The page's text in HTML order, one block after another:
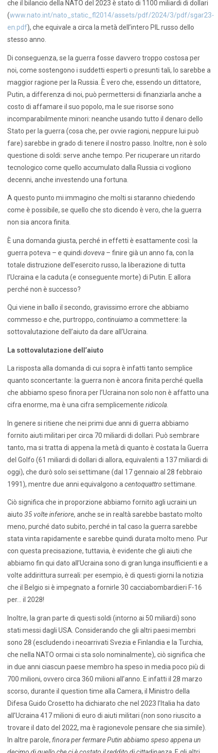
che il bilancio della NATO del 2023 è stato di 1100 miliardi di dollari
(www.nato.int/nato_static_fl2014/assets/pdf/2024/3/pdf/sgar23-
en.pdf), che equivale a circa la metà dell’intero PIL russo dello
stesso anno.
Di conseguenza, se la guerra fosse davvero troppo costosa per
noi, come sostengono i suddetti esperti o presunti tali, lo sarebbe a
maggior ragione per la Russia. È vero che, essendo un dittatore,
Putin, a differenza di noi, può permettersi di finanziarla anche a
costo di affamare il suo popolo, ma le sue risorse sono
incomparabilmente minori: neanche usando tutto il denaro dello
Stato per la guerra (cosa che, per ovvie ragioni, neppure lui può
fare) sarebbe in grado di tenere il nostro passo. Inoltre, non è solo
questione di soldi: serve anche tempo. Per ricuperare un ritardo
tecnologico come quello accumulato dalla Russia ci vogliono
decenni, anche investendo una fortuna.
A questo punto mi immagino che molti si staranno chiedendo
come è possibile, se quello che sto dicendo è vero, che la guerra
non sia ancora finita.
È una domanda giusta, perché in effetti è esattamente così: la
guerra poteva – e quindi doveva – finire già un anno fa, con la
totale distruzione dell’esercito russo, la liberazione di tutta
l’Ucraina e la caduta (e conseguente morte) di Putin. E allora
perché non è successo?
Qui viene in ballo il secondo, gravissimo errore che abbiamo
commesso e che, purtroppo, continuiamo a commettere: la
sottovalutazione dell’aiuto da dare all’Ucraina.
La sottovalutazione dell’aiuto
La risposta alla domanda di cui sopra è infatti tanto semplice
quanto sconcertante: la guerra non è ancora finita perché quella
che abbiamo speso finora per l’Ucraina non solo non è affatto una
cifra enorme, ma è una cifra semplicemente ridicola.
In genere si ritiene che nei primi due anni di guerra abbiamo
fornito aiuti militari per circa 70 miliardi di dollari. Può sembrare
tanto, ma si tratta di appena la metà di quanto è costata la Guerra
del Golfo (61 miliardi di dollari di allora, equivalenti a 137 miliardi di
oggi), che durò solo sei settimane (dal 17 gennaio al 28 febbraio
1991), mentre due anni equivalgono a centoquattro settimane.
Ciò significa che in proporzione abbiamo fornito agli ucraini un
aiuto 35 volte inferiore, anche se in realtà sarebbe bastato molto
meno, purché dato subito, perché in tal caso la guerra sarebbe
stata vinta rapidamente e sarebbe quindi durata molto meno. Pur
con questa precisazione, tuttavia, è evidente che gli aiuti che
abbiamo fin qui dato all’Ucraina sono di gran lunga insufficienti e a
volte addirittura surreali: per esempio, è di questi giorni la notizia
che il Belgio si è impegnato a fornirle 30 cacciabombardieri F-16
per… il 2028!
Inoltre, la gran parte di questi soldi (intorno ai 50 miliardi) sono
stati messi dagli USA. Considerando che gli altri paesi membri
sono 28 (escludendo i neoarrivati Svezia e Finlandia e la Turchia,
che nella NATO ormai ci sta solo nominalmente), ciò significa che
in due anni ciascun paese membro ha speso in media poco più di
700 milioni, ovvero circa 360 milioni all’anno. E infatti il 28 marzo
scorso, durante il question time alla Camera, il Ministro della
Difesa Guido Crosetto ha dichiarato che nel 2023 l’Italia ha dato
all’Ucraina 417 milioni di euro di aiuti militari (non sono riuscito a
trovare il dato del 2022, ma è ragionevole pensare che sia simile).
In altre parole, finoraper fermare Putin abbiamo speso appena un